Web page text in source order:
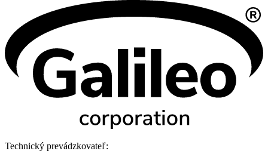
Technický prevádzkovateľ: